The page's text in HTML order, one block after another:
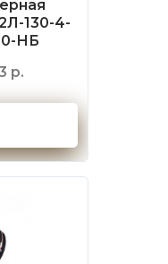
130-4-
НБ
р.